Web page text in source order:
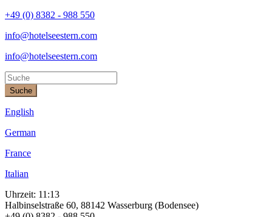
+49 (0) 8382 - 988 550
info@hotelseestern.com
info@hotelseestern.com
Suche
English
German
France
Italian
Uhrzeit: 11:13
Halbinselstraße 60, 88142 Wasserburg (Bodensee)